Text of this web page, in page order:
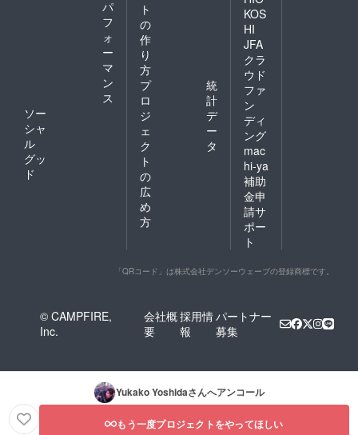
パ
フ
ォ
ー
マ
ン
ス
ソー
シャ
ル
グッ
ド
ト
の
作
り
方
プ
ロ
ジ
ェ
ク
ト
の
広
め
方
統
計
デ
ー
タ
KOS
HI
JFA
クラ
ウド
ファ
ン
ディ
ング
mac
hi-ya
補助
金申
請サ
ポー
ト
「QRコード」は株式会社デンソーウェーブの登録商標です。
© CAMPFIRE,
Inc.
会社概
要
採用情
報
パートナー
募集
Yukako Yoshidaさんへアンコール
もう一度プロジェクトをやってほしい